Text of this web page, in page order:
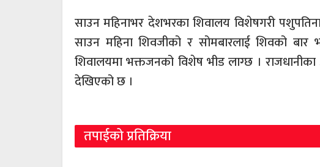
साउन महिनाभर देशभरका शिवालय विशेषगरी
साउन महिना शिवजीको र सोमबारलाई शिवको
शिवालयमा भक्तजनको विशेष भीड लाग्छ ।
देखिएको छ ।
तपाईको प्रतिक्रिया